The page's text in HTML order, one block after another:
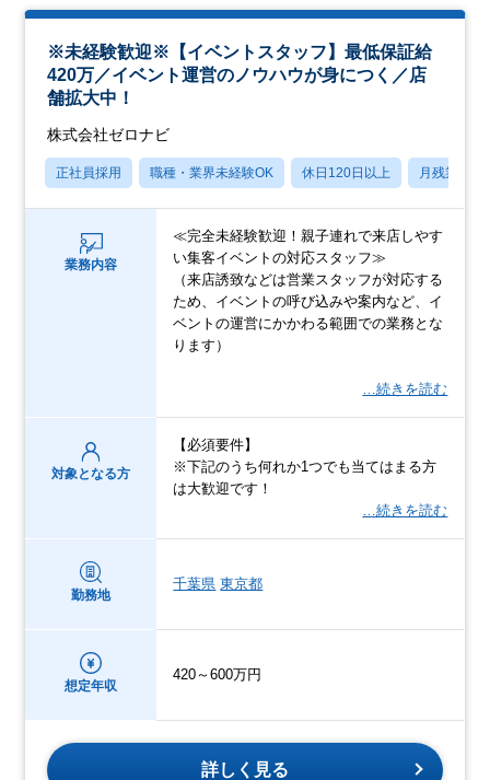
※未経験歓迎※【イベントスタッフ】最低保証給
420万／イベント運営のノウハウが身につく／店
舗拡大中！
株式会社ゼロナビ
正社員採用 職種・業界未経験OK 休日120日以上 月残業20
業務内容
≪完全未経験歓迎！親子連れで来店しやす
い集客イベントの対応スタッフ≫
（来店誘致などは営業スタッフが対応する
ため、イベントの呼び込みや案内など、イ
ベントの運営にかかわる範囲での業務とな
ります）
…続きを読む
対象となる方
【必須要件】
※下記のうち何れか1つでも当てはまる方
は大歓迎です！
…続きを読む
勤務地
千葉県 東京都
想定年収
420～600万円
詳しく見る